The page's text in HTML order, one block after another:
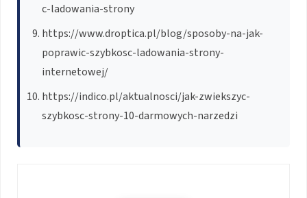
c-ladowania-strony
https://www.droptica.pl/blog/sposoby-na-jak-
poprawic-szybkosc-ladowania-strony-
internetowej/
https://indico.pl/aktualnosci/jak-zwiekszyc-
szybkosc-strony-10-darmowych-narzedzi